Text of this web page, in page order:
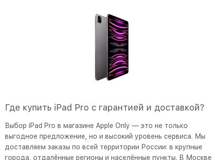
Где купить iPad Pro с гарантией и доставкой?
Выбор iPad Pro в магазине Apple Only — это не только
выгодное предложение, но и высокий уровень сервиса. Мы
доставляем заказы по всей территории России: в крупные
города, отдалённые регионы и населённые пункты. В Москве